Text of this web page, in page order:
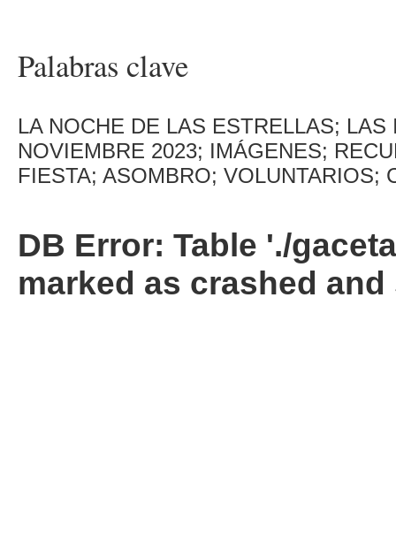
Palabras clave
LA NOCHE DE LAS ESTRELLAS;
NOVIEMBRE 2023; IMÁGENES;
FIESTA; ASOMBRO; VOLUNTARIOS;
DB Error: Table './
marked as crashed